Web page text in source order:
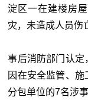
淀区一在建楼房
灾，未造成人员伤
事后消防部门认定
因在安全监管、
分包单位的7名涉